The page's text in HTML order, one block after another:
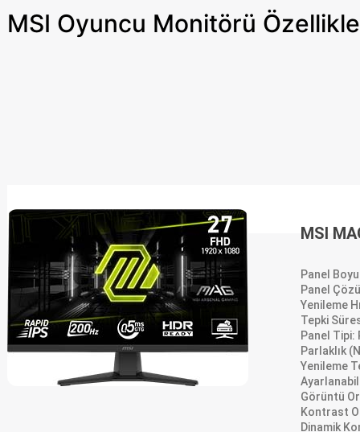
MSI Oyuncu Monitörü
MSI
Panel
Panel
Yenileme
Tepki
Panel Tipi:
Parlaklık
Yenileme
Görüntü
Kontrast
Dinamik